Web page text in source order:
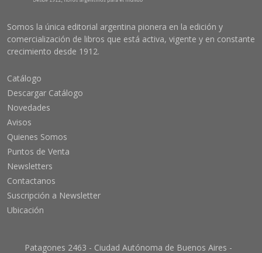
Somos la única editorial argentina pionera en la edición y
comercialización de libros que está activa, vigente y en constante
crecimiento desde 1912.
Catálogo
Descargar Catálogo
Novedades
Avisos
Quienes Somos
Puntos de Venta
Newsletters
Contactanos
Suscripción a Newsletter
Ubicación
Patagones 2463 - Ciudad Autónoma de Buenos Aires -